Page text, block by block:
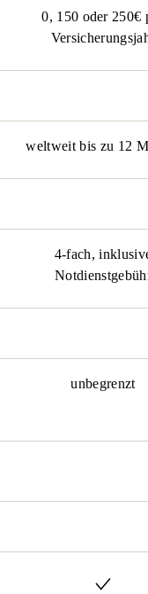
0, 150 oder 250€
weltweit bis zu 12
4-fach,
unbegrenzt